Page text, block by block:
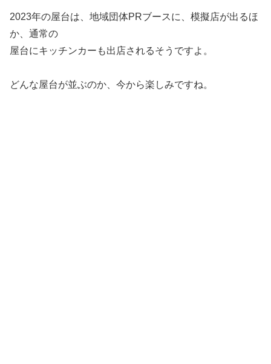
2023年の屋台は、地域団体PRブースに、模擬店が出るほ
か、通常の
屋台にキッチンカーも出店されるそうですよ。
どんな屋台が並ぶのか、今から楽しみですね。